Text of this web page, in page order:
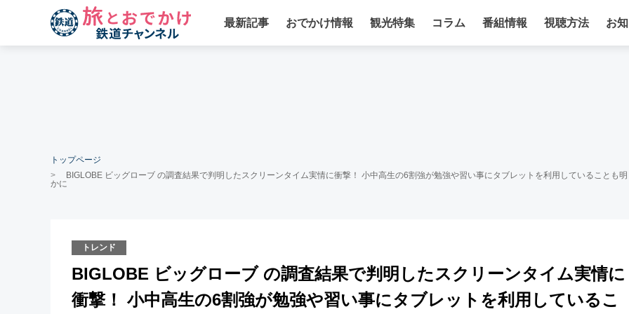
最新記事 おでかけ情報 観光特集 コラム 番組情報 視聴方法 お
トップページ
BIGLOBE ビッグローブ の調査結果で判明したスクリーンタイム実情に衝撃！ 小中高生の6割強が勉強や習い事にタブレットを利用していることも
かに
トレンド
BIGLOBE ビッグローブ の調査結果で判明したスクリーンタイム実情に
衝撃！ 小中高生の6割強が勉強や習い事にタブレットを利用しているこ